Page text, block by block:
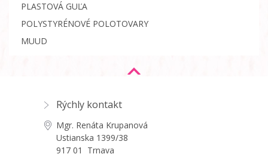
PLASTOVÁ GUĽA
POLYSTYRÉNOVÉ POLOTOVARY
MUUD
Rýchly kontakt
Mgr. Renáta Krupanová
Ustianska 1399/38
917 01 Trnava